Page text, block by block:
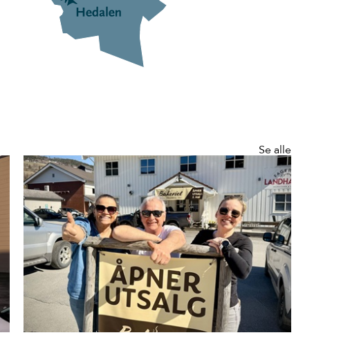
Se alle